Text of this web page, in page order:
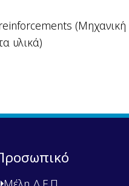
(Μηχανική
υλικά)